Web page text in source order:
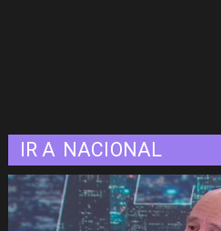
IR A NACIONAL